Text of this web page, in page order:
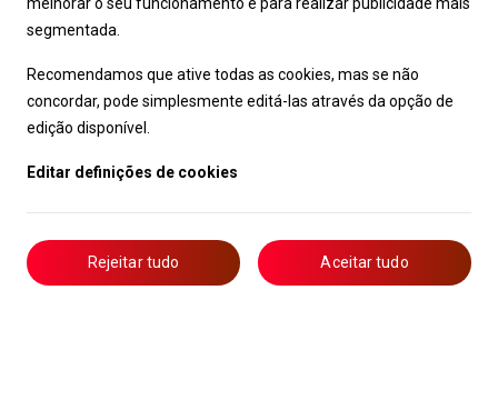
segmentada.
Recomendamos que ative todas as cookies, mas se não
concordar, pode simplesmente editá-las através da opção de
edição disponível.
Editar definições de cookies
Rejeitar tudo Aceitar tudo